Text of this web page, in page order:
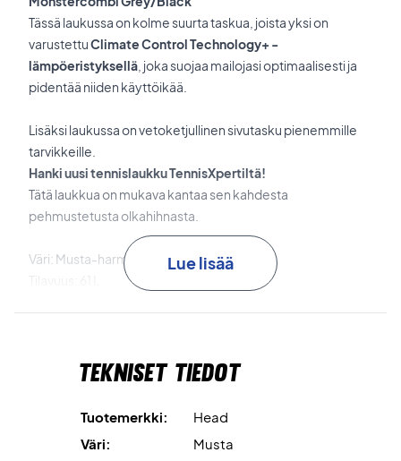
Tässä laukussa on kolme suurta taskua, joista yksi on
varustettuClimate Control Technology+ -
lämpöeristyksellä , joka suojaa mailojasi optimaalisesti ja
pidentää niiden käyttöikää.
Lisäksi laukussa on vetoketjullinen sivutasku pienemmille
tarvikkeille.
Hanki uusi tennislaukku TennisXpertiltä!
Tätä laukkua on mukava kantaa sen kahdesta
pehmustetusta olkahihnasta.
Väri: Musta-harmaa-oranssiLue lisää
Tekniset tiedot
Tuotemerkki:
Head
Väri:
Musta